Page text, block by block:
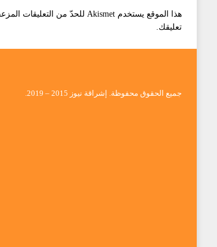
هذا الموقع يستخدم Akismet للحدّ من التعليقات المزعجة والغير مرغوبة.
تعليقك
جميع الحقوق محفوظة. إشراقة نيوز 2015 – 2019.